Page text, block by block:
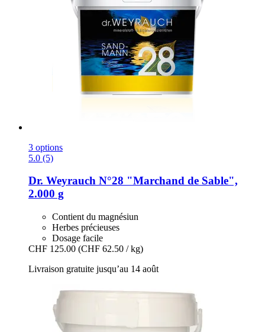
3 options
5.0 (5)
Dr. Weyrauch N°28 "Marchand de Sable",
2.000 g
Contient du magnésiun
Herbes précieuses
Dosage facile
CHF 125.00 (CHF 62.50 / kg)
Livraison gratuite jusqu’au 14 août